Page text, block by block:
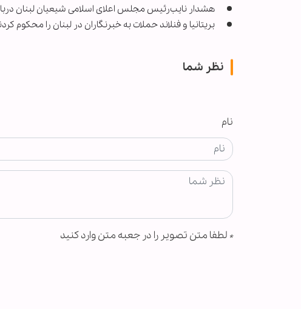
هشدار نایب‌رئیس مجلس اعلای اسلامی شیعیان لبنان
بریتانیا و فنلاند حملات به خبرنگاران در لبنان را محکوم
نظر شما
نام
* لطفا متن تصویر را در جعبه متن وارد کنید